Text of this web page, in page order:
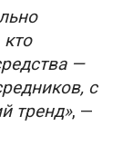
кто
—
с
тренд», —